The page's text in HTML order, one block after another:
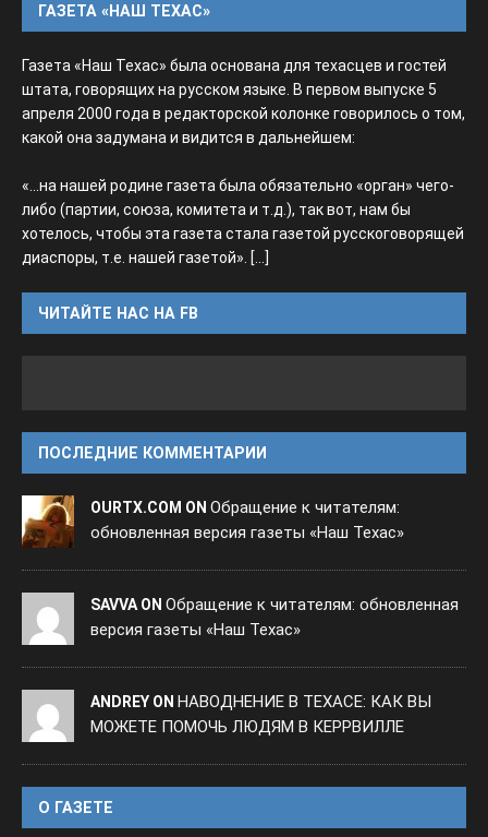
ГАЗЕТА «НАШ ТЕХАС»
Газета «Наш Техас» была основана для техасцев и гостей
штата, говорящих на русском языке. В первом выпуске 5
апреля 2000 года в редакторской колонке говорилось о том,
какой она задумана и видится в дальнейшем:
«...на нашей родине газета была обязательно «орган» чего-
либо (партии, союза, комитета и т.д.), так вот, нам бы
хотелось, чтобы эта газета стала газетой русскоговорящей
диаспоры, т.е. нашей газетой». [...]
ЧИТАЙТЕ НАС НА FB
ПОСЛЕДНИЕ КОММЕНТАРИИ
OURTX.COM ON Обращение к читателям:
обновленная версия газеты «Наш Техас»
SAVVA ON Обращение к читателям: обновленная
версия газеты «Наш Техас»
ANDREY ON НАВОДНЕНИЕ В ТЕХАСЕ: КАК ВЫ
МОЖЕТЕ ПОМОЧЬ ЛЮДЯМ В КЕРРВИЛЛЕ
O ГАЗЕТЕ